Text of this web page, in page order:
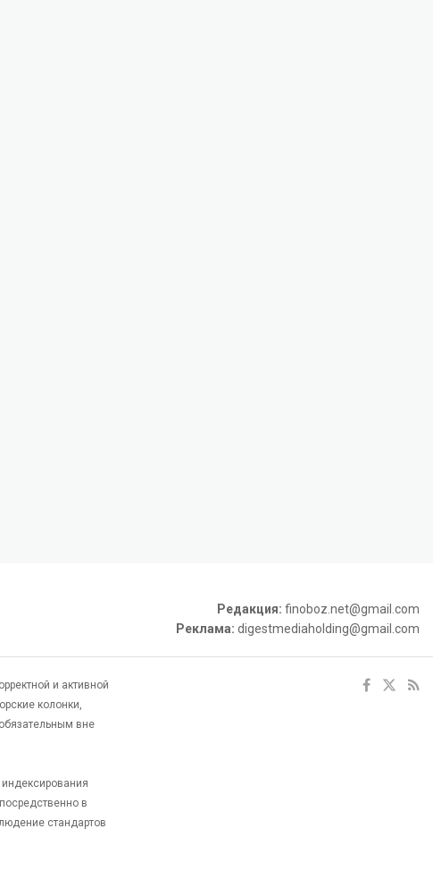
Редакция: finoboz.net@gmail.com
Реклама: digestmediaholding@gmail.com
и активной
колонки,
вне
в
стандартов